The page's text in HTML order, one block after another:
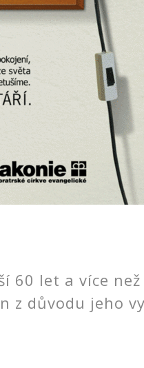
60 let a více
z důvodu jeho